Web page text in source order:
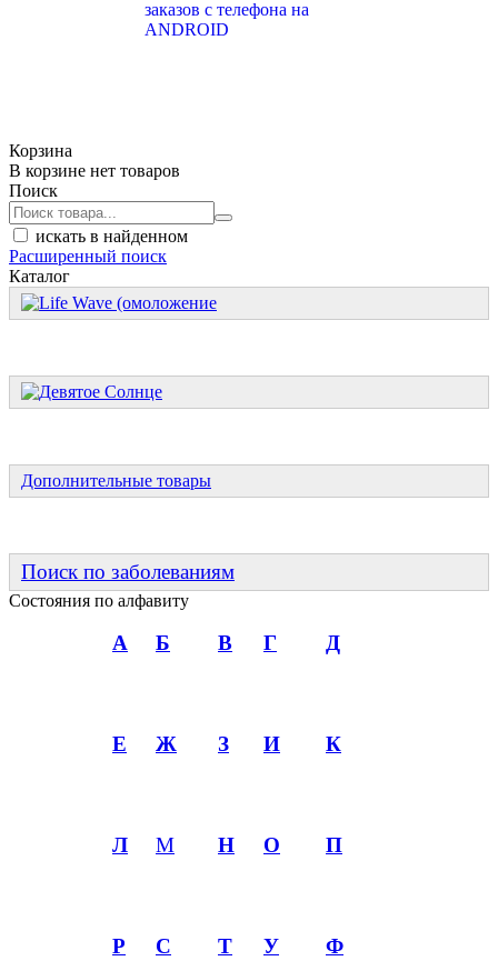
Корзина
В корзине нет товаров
Поиск
искать в найденном
Расширенный поиск
Каталог
Дополнительные товары
Поиск по заболеваниям
Состояния по алфавиту
А Б В Г Д
Е Ж З И К
Л М Н О П
Р С Т У Ф